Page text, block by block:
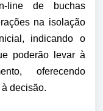
line de buchas
na isolação
indicando o
poderão levar à
oferecendo
decisão.